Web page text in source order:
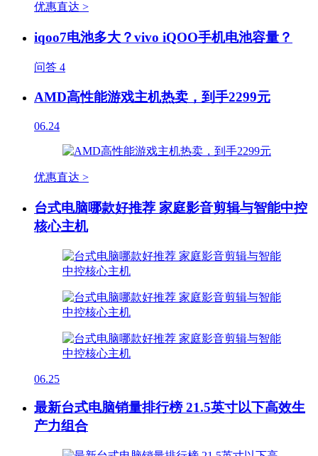
优惠直达 >
iqoo7电池多大？vivo iQOO手机电池容量？
问答 4
AMD高性能游戏主机热卖，到手2299元
06.24
优惠直达 >
台式电脑哪款好推荐 家庭影音剪辑与智能中控
核心主机
06.25
最新台式电脑销量排行榜 21.5英寸以下高效生
产力组合